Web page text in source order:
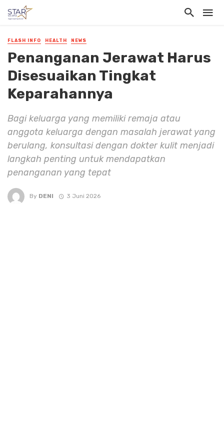
FLASH INFO HEALTH NEWS
Penanganan Jerawat Harus
Disesuaikan Tingkat
Keparahannya
Bagi keluarga yang memiliki remaja atau
anggota keluarga dengan masalah jerawat yang
berulang, konsultasi dengan dokter kulit menjadi
langkah penting untuk mendapatkan
penanganan yang tepat
By DENI 3 Juni 2026